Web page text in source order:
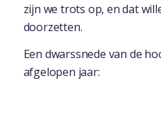
zijn we trots op, en dat
doorzetten.
Een dwarssnede van de
afgelopen jaar: